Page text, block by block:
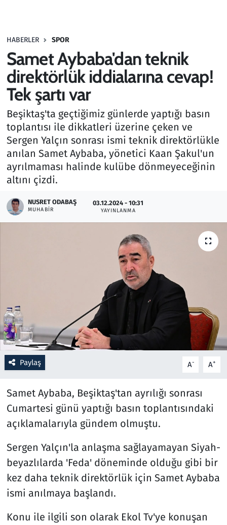
HABERLER SPOR
Samet Aybaba'dan teknik
direktörlük iddialarına cevap!
Tek şartı var
Beşiktaş'ta geçtiğimiz günlerde yaptığı basın
toplantısı ile dikkatleri üzerine çeken ve
Sergen Yalçın sonrası ismi teknik direktörlükle
anılan Samet Aybaba, yönetici Kaan Şakul'un
ayrılmaması halinde kulübe dönmeyeceğinin
altını çizdi.
NUSRET ODABAŞ
MUHABIR
03.12.2024 - 10:31
YAYINLANMA
Paylaş A- A+
Samet Aybaba, Beşiktaş'tan ayrılığı sonrası
Cumartesi günü yaptığı basın toplantısındaki
açıklamalarıyla gündem olmuştu.
Sergen Yalçın'la anlaşma sağlayamayan Siyah-
beyazlılarda 'Feda' döneminde olduğu gibi bir
kez daha teknik direktörlük için Samet Aybaba
ismi anılmaya başlandı.
Konu ile ilgili son olarak Ekol Tv'ye konuşan
Haber
Kültür Sanat
Kurumsal Haberler
Lezzet Durağı
Memur ve Kamu
Otomobil
Oyun
Ramazan
Savunma Sanayi
Seçim 2023
Teknoloji ve Bilim
Televizyon